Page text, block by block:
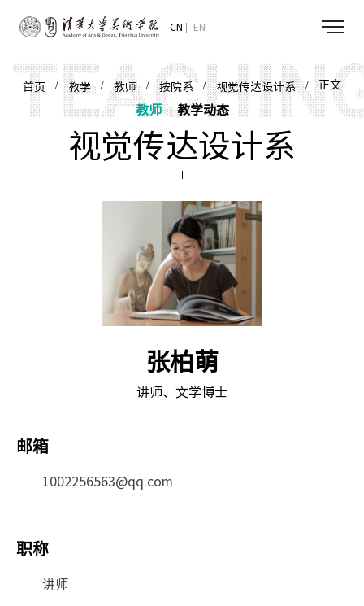
CN EN
首页 /教学/教师/按院系 /视觉传达设计系/ 正文
教师 教学动态
视觉传达设计系
张柏萌
讲师、文学博士
邮箱
1002256563@qq.com
职称
讲师